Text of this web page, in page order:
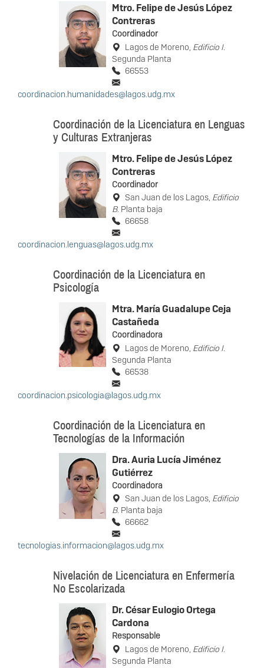
Mtro. Felipe de Jesús López
Contreras
Coordinador
Lagos de Moreno, Edificio I.
Segunda Planta
66553
coordinacion.humanidades@lagos.udg.mx
Coordinación de la Licenciatura en Lenguas
y Culturas Extranjeras
Mtro. Felipe de Jesús López
Contreras
Coordinador
San Juan de los Lagos, Edificio
B. Planta baja
66658
coordinacion.lenguas@lagos.udg.mx
Coordinación de la Licenciatura en
Psicología
Mtra. María Guadalupe Ceja
Castañeda
Coordinadora
Lagos de Moreno, Edificio I.
Segunda Planta
66538
coordinacion.psicologia@lagos.udg.mx
Coordinación de la Licenciatura en
Tecnologías de la Información
Dra. Auria Lucía Jiménez
Gutiérrez
Coordinadora
San Juan de los Lagos, Edificio
B. Planta baja
66662
tecnologias.informacion@lagos.udg.mx
Nivelación de Licenciatura en Enfermería
No Escolarizada
Dr. César Eulogio Ortega
Cardona
Responsable
Lagos de Moreno, Edificio I.
Segunda Planta